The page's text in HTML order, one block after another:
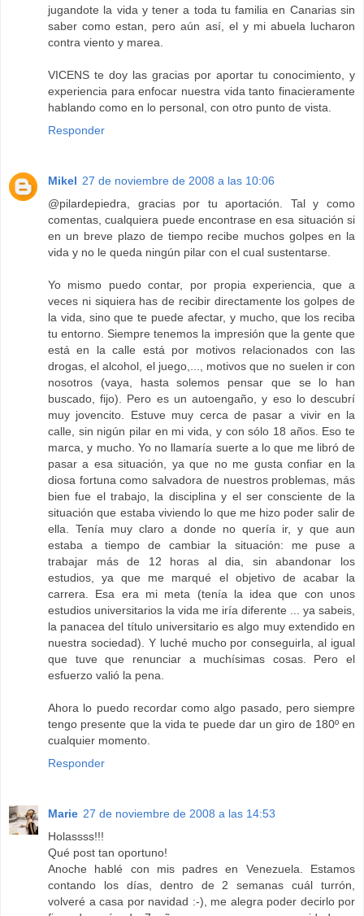
jugandote la vida y tener a toda tu familia en Canarias sin
saber como estan, pero aún así, el y mi abuela lucharon
contra viento y marea.
VICENS te doy las gracias por aportar tu conocimiento, y
experiencia para enfocar nuestra vida tanto finacieramente
hablando como en lo personal, con otro punto de vista.
Responder
Mikel 27 de noviembre de 2008 a las 10:06
@pilardepiedra, gracias por tu aportación. Tal y como
comentas, cualquiera puede encontrase en esa situación si
en un breve plazo de tiempo recibe muchos golpes en la
vida y no le queda ningún pilar con el cual sustentarse.
Yo mismo puedo contar, por propia experiencia, que a
veces ni siquiera has de recibir directamente los golpes de
la vida, sino que te puede afectar, y mucho, que los reciba
tu entorno. Siempre tenemos la impresión que la gente que
está en la calle está por motivos relacionados con las
drogas, el alcohol, el juego,..., motivos que no suelen ir con
nosotros (vaya, hasta solemos pensar que se lo han
buscado, fijo). Pero es un autoengaño, y eso lo descubrí
muy jovencito. Estuve muy cerca de pasar a vivir en la
calle, sin nigún pilar en mi vida, y con sólo 18 años. Eso te
marca, y mucho. Yo no llamaría suerte a lo que me libró de
pasar a esa situación, ya que no me gusta confiar en la
diosa fortuna como salvadora de nuestros problemas, más
bien fue el trabajo, la disciplina y el ser consciente de la
situación que estaba viviendo lo que me hizo poder salir de
ella. Tenía muy claro a donde no quería ir, y que aun
estaba a tiempo de cambiar la situación: me puse a
trabajar más de 12 horas al dia, sin abandonar los
estudios, ya que me marqué el objetivo de acabar la
carrera. Esa era mi meta (tenía la idea que con unos
estudios universitarios la vida me iría diferente ... ya sabeis,
la panacea del título universitario es algo muy extendido en
nuestra sociedad). Y luché mucho por conseguirla, al igual
que tuve que renunciar a muchísimas cosas. Pero el
esfuerzo valió la pena.
Ahora lo puedo recordar como algo pasado, pero siempre
tengo presente que la vida te puede dar un giro de 180º en
cualquier momento.
Responder
Marie 27 de noviembre de 2008 a las 14:53
Holassss!!!
Qué post tan oportuno!
Anoche hablé con mis padres en Venezuela. Estamos
contando los días, dentro de 2 semanas cuál turrón,
volveré a casa por navidad :-), me alegra poder decirlo por